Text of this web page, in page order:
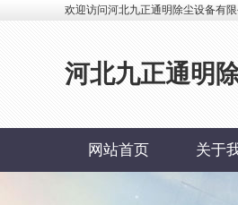
欢迎访问河北九正通明除尘设备有限
河北九正通明
网站首页 关于